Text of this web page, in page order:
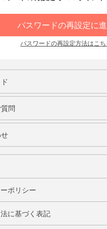
パスワードの再設定に
パスワードの再設定方法はこち
問
ポリシー
に基づく表記